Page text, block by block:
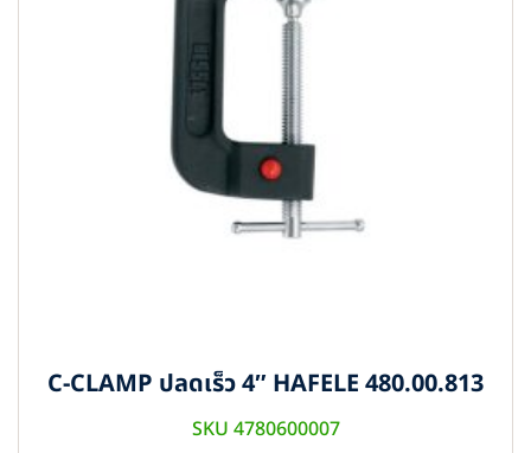
C-CLAMP ปลดเร็ว 4″ HAFELE 480.00.813
SKU 4780600007